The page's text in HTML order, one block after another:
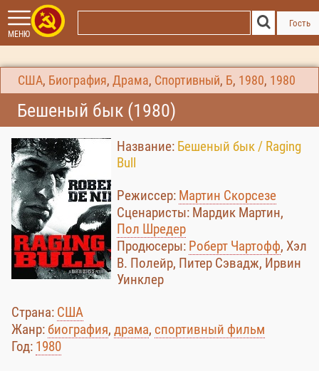
МЕНЮ
Гость
США, Биография, Драма, Спортивный, Б, 1980, 1980
Бешеный бык (1980)
Название: Бешеный бык / Raging
Bull
Режиссер: Мартин Скорсезе
Сценаристы: Мардик Мартин,
Пол Шредер
Продюсеры: Роберт Чартофф, Хэл
В. Полейр, Питер Сэвадж, Ирвин
Уинклер
Страна: США
Жанр: биография, драма, спортивный фильм
Год: 1980